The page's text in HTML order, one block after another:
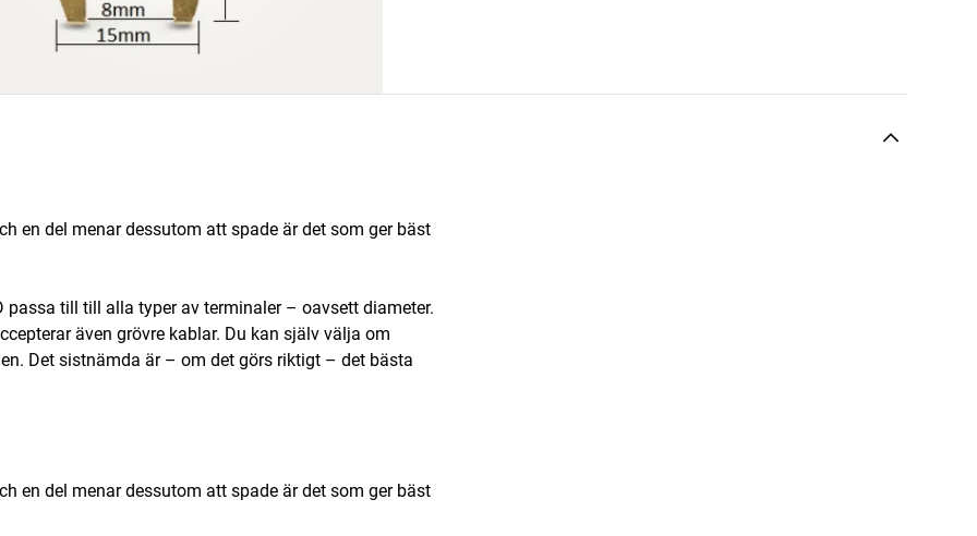
en del menar dessutom att spade är det som ger bäst
till till alla typer av terminaler – oavsett diameter.
även grövre kablar. Du kan själv välja om
Det sistnämda är – om det görs riktigt – det bästa
en del menar dessutom att spade är det som ger bäst